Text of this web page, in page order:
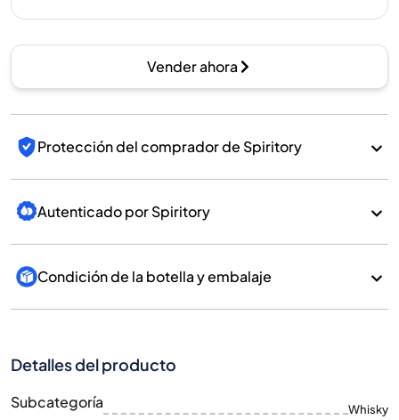
Vender ahora
Protección del comprador de Spiritory
Autenticado por Spiritory
Condición de la botella y embalaje
Detalles del producto
Subcategoría Whisky